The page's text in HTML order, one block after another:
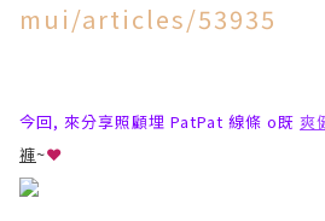
mui/articles/53935
今回, 來分享照顧埋 PatPat 線條 o既 爽
褲~❤